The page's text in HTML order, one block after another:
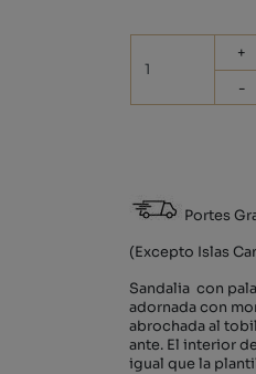
+
-
Portes
(Excepto Islas
Sandalia con
adornada con
abrochada al
ante. El interior
igual que la